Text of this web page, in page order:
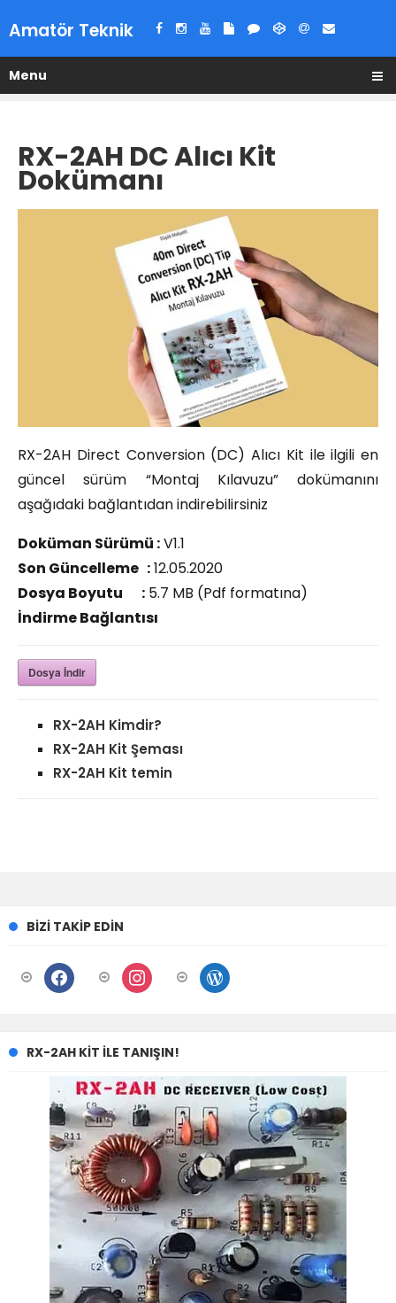
Amatör Teknik
Menu
RX-2AH DC Alıcı Kit
Dokümanı
RX-2AH Direct Conversion (DC) Alıcı Kit ile ilgili en
güncel sürüm “Montaj Kılavuzu” dokümanını
aşağıdaki bağlantıdan indirebilirsiniz
Doküman Sürümü :V1.1
Son Güncelleme :12.05.2020
Dosya Boyutu : 5.7 MB (Pdf formatına)
İndirme Bağlantısı
Dosya İndir
RX-2AH Kimdir?
RX-2AH Kit Şeması
RX-2AH Kit temin
BIZI TAKIP EDIN
facebook instagram wordpress
RX-2AH KIT ILE TANIŞIN!